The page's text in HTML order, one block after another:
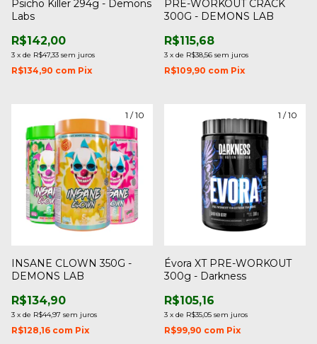
Psicho Killer 294g - Demons
Labs
R$142,00
3 x de R$47,33 sem juros
R$134,90 com Pix
PRE-WORKOUT CRACK
300G - DEMONS LAB
R$115,68
3 x de R$38,56 sem juros
R$109,90 com Pix
1 /10
INSANE CLOWN 350G -
DEMONS LAB
R$134,90
3 x de R$44,97 sem juros
R$128,16 com Pix
1 /10
Évora XT PRE-WORKOUT
300g - Darkness
R$105,16
3 x de R$35,05 sem juros
R$99,90 com Pix